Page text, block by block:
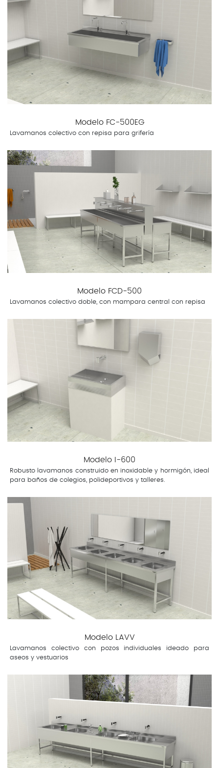
Modelo FC-500EG
Lavamanos colectivo con repisa para grifería
Modelo FCD-500
Lavamanos colectivo doble, con mampara central con repisa
Modelo I-600
Robusto lavamanos construido en inoxidable y hormigón, ideal
para baños de colegios, polideportivos y talleres.
Modelo LAVV
Lavamanos colectivo con pozos individuales ideado para
aseos y vestuarios